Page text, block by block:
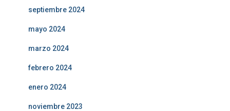
septiembre 2024
mayo 2024
marzo 2024
febrero 2024
enero 2024
noviembre 2023